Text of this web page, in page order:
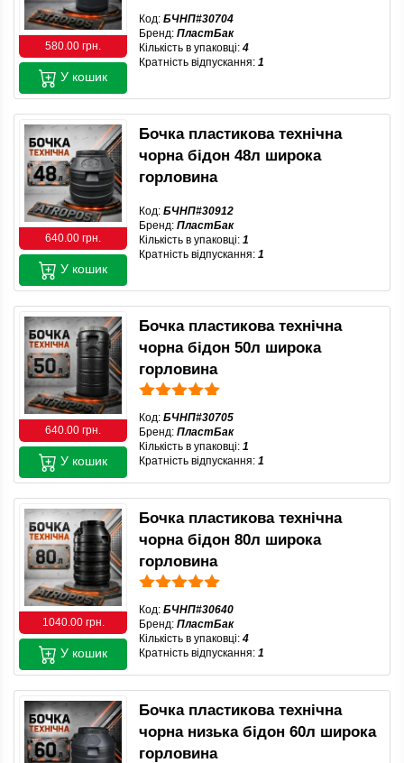
580.00 грн.
Код: БЧНП#30704
Бренд: ПластБак
Кількість в упаковці: 4
Кратність відпускання: 1
У кошик
640.00 грн.
Бочка пластикова технічна
чорна бідон 48л широка
горловина
Код: БЧНП#30912
Бренд: ПластБак
Кількість в упаковці: 1
Кратність відпускання: 1
У кошик
640.00 грн.
Бочка пластикова технічна
чорна бідон 50л широка
горловина
Код: БЧНП#30705
Бренд: ПластБак
Кількість в упаковці: 1
Кратність відпускання: 1
У кошик
1040.00 грн.
Бочка пластикова технічна
чорна бідон 80л широка
горловина
Код: БЧНП#30640
Бренд: ПластБак
Кількість в упаковці: 4
Кратність відпускання: 1
У кошик
Бочка пластикова технічна
чорна низька бідон 60л широка
горловина